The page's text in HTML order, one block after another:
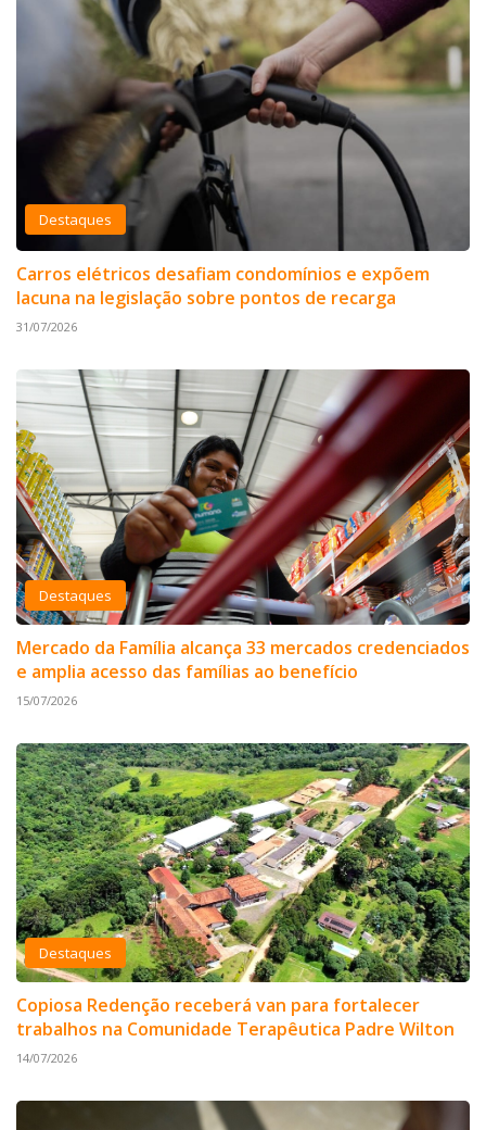
Destaques
Carros elétricos desafiam condomínios e expõem
lacuna na legislação sobre pontos de recarga
31/07/2026
Destaques
Mercado da Família alcança 33 mercados credenciados
e amplia acesso das famílias ao benefício
15/07/2026
Destaques
Copiosa Redenção receberá van para fortalecer
trabalhos na Comunidade Terapêutica Padre Wilton
14/07/2026